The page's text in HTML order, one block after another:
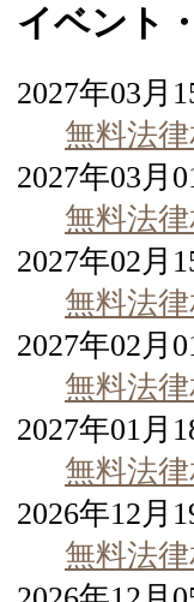
イベント
2027年03月
無料法
2027年03月
無料法
2027年02月
無料法
2027年02月
無料法
2027年01月
無料法
2026年12月
無料法